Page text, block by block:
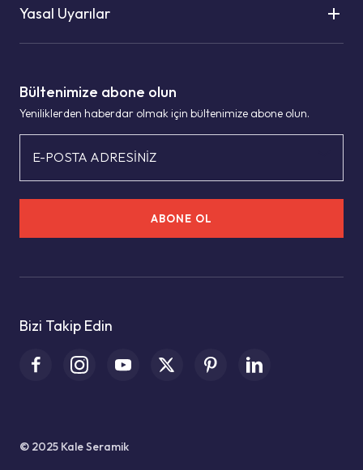
Bültenimize abone olun
Yeniliklerden haberdar olmak için bültenimize abone olun.
E-POSTA ADRESİNİZ
ABONE OL
Bizi Takip Edin
Yasal Uyarılar
© 2025 Kale Seramik